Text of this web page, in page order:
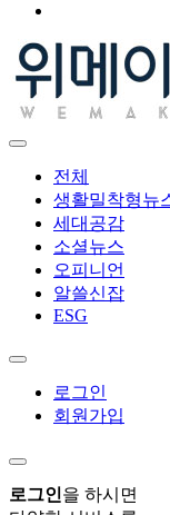
전체
생활밀착형뉴
세대공감
소셜뉴스
오피니언
알쓸신잡
ESG
로그인
회원가입
로그인을 하시면